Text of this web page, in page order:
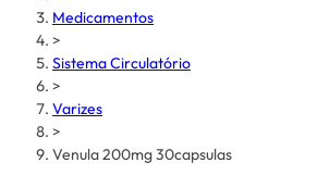
Medicamentos
>
Sistema Circulatório
>
Varizes
>
Venula 200mg 30capsulas